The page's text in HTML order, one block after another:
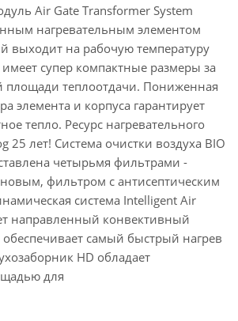
Air Gate Transformer System
нагревательным элементом
выходит на рабочую температуру
супер компактные размеры за
площади теплоотдачи. Пониженная
элемента и корпуса гарантирует
тепло. Ресурс нагревательного
25 лет! Система очистки воздуха BIO
четырьмя фильтрами -
фильтром с антисептическим
система Intelligent Air
направленный конвективный
обеспечивает самый быстрый нагрев
HD обладает
для